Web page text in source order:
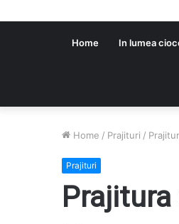
Home In lumea
Home / Prajituri /
Prajituri